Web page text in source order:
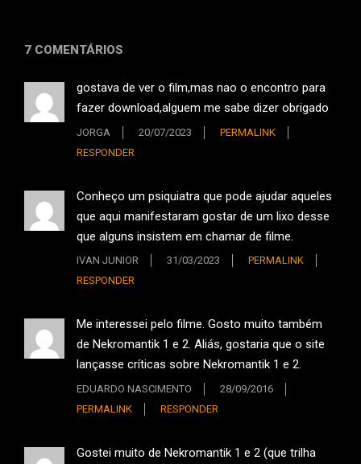
7 COMENTÁRIOS
gostava de ver o film,mas nao o encontro para
fazer download,alguem me sabe dizer obrigado
JORGA 20/07/2023
PERMALINK
RESPONDER
Conheço um psiquiatra que pode ajudar aqueles
que aqui manifestaram gostar de um lixo desse
que alguns insistem em chamar de filme.
IVAN JUNIOR 31/03/2023
PERMALINK
RESPONDER
Me interessei pelo filme. Gosto muito também
de Nekromantik 1 e 2. Aliás, gostaria que o site
lançasse críticas sobre Nekromantik 1 e 2.
EDUARDO NASCIMENTO
28/09/2016
PERMALINK
RESPONDER
Gostei muito de Nekromantik 1 e 2 (que trilha